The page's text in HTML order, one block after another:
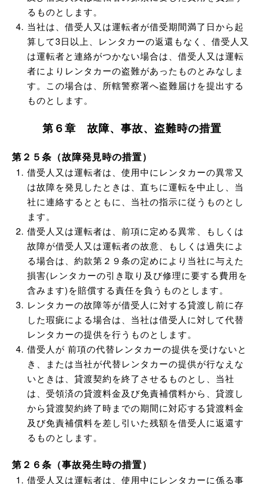
るものとします。
当社は、借受人又は運転者が借受期間満了日から起
算して3日以上、レンタカーの返還もなく、借受人又
は運転者と連絡がつかない場合は、借受人又は運転
者によりレンタカーの盗難があったものとみなしま
す。この場合は、所轄警察署へ盗難届けを提出する
ものとします。
第６章 故障、事故、盗難時の措置
第２５条（故障発見時の措置）
借受人又は運転者は、使用中にレンタカーの異常又
は故障を発見したときは、直ちに運転を中止し、当
社に連絡するとともに、当社の指示に従うものとし
ます。
借受人又は運転者は、前項に定める異常、もしくは
故障が借受人又は運転者の故意、もしくは過失によ
る場合は、約款第２９条の定めにより当社に与えた
損害(レンタカーの引き取り及び修理に要する費用を
含みます)を賠償する責任を負うものとします。
レンタカーの故障等が借受人に対する貸渡し前に存
した瑕疵による場合は、当社は借受人に対して代替
レンタカーの提供を行うものとします。
借受人が 前項の代替レンタカーの提供を受けないと
き、または当社が代替レンタカーの提供が行なえな
いときは、貸渡契約を終了させるものとし、当社
は、受領済の貸渡料金及び免責補償料から、貸渡し
から貸渡契約終了時までの期間に対応する貸渡料金
及び免責補償料を差し引いた残額を借受人に返還す
るものとします。
第２６条（事故発生時の措置）
借受人又は運転者は、使用中にレンタカーに係る事